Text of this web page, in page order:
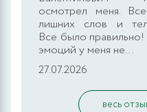
осмотрел меня.
лишних слов и
Все было
эмоций у меня не...
27.07.2026
весь